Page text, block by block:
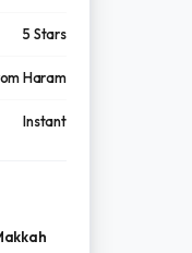
5 Stars
Haram
Instant